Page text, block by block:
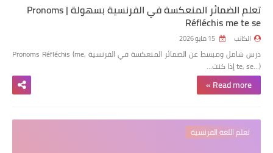
تعلم الضمائر المنعكسة في الفرنسية بسهولة | Pronoms
Réfléchis me te se
الكاتب
درس شامل ومبسط عن الضمائر المنعكسة في الفرنسية Pronoms Réfléchis (me,
te, se...) إذا كنت…
Read more »
تعلم اللغة الفرنسية